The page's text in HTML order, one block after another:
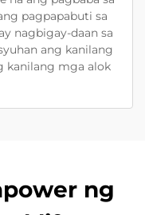
pagpapabuti sa
nagbigay-daan sa
ang kanilang
kanilang mga alok
ng